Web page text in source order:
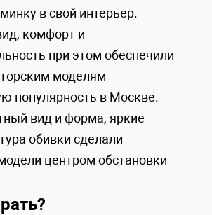
в свой интерьер.
комфорт и
при этом обеспечили
моделям
популярность в Москве.
вид и форма, яркие
обивки сделали
центром обстановки